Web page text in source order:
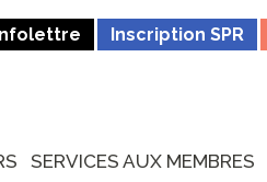
Inscription SPR
SERVICES AUX MEMBRES